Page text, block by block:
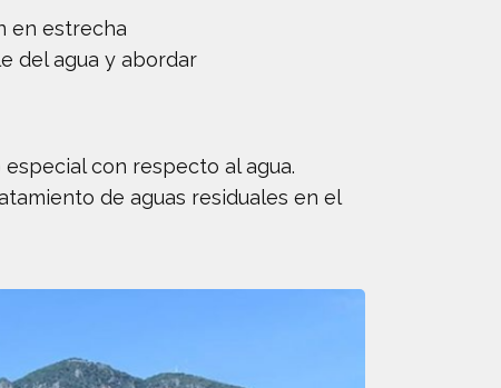
en estrecha
del agua y abordar
con respecto al agua.
de aguas residuales en el